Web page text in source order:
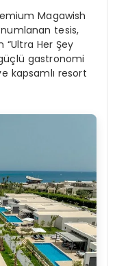
Magawish
tesis,
“Ultra Her Şey
gastronomi
kapsamlı resort